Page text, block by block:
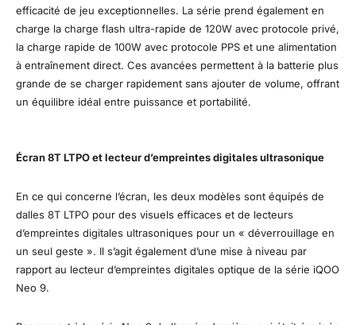
efficacité de jeu exceptionnelles. La série prend également en
charge la charge flash ultra-rapide de 120W avec protocole privé,
la charge rapide de 100W avec protocole PPS et une alimentation
à entraînement direct. Ces avancées permettent à la batterie plus
grande de se charger rapidement sans ajouter de volume, offrant
un équilibre idéal entre puissance et portabilité.
Écran 8T LTPO et lecteur d’empreintes digitales ultrasonique
En ce qui concerne l’écran, les deux modèles sont équipés de
dalles 8T LTPO pour des visuels efficaces et de lecteurs
d’empreintes digitales ultrasoniques pour un « déverrouillage en
un seul geste ». Il s’agit également d’une mise à niveau par
rapport au lecteur d’empreintes digitales optique de la série iQOO
Neo 9.